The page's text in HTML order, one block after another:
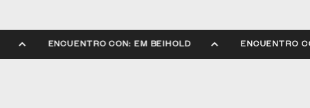
ENCUENTRO CON: EM BEIHOLD